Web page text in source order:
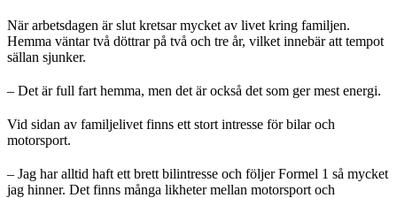
När arbetsdagen är slut kretsar mycket av livet kring familjen.
Hemma väntar två döttrar på två och tre år, vilket innebär att tempot
sällan sjunker.
– Det är full fart hemma, men det är också det som ger mest energi.
Vid sidan av familjelivet finns ett stort intresse för bilar och
motorsport.
– Jag har alltid haft ett brett bilintresse och följer Formel 1 så mycket
jag hinner. Det finns många likheter mellan motorsport och